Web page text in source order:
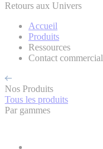
Retours aux Univers
Accueil
Produits
Ressources
Contact commercial
Nos Produits
Tous les produits
Par gammes